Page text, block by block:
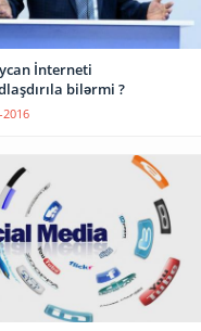
İnterneti
bilərmi ?
2016